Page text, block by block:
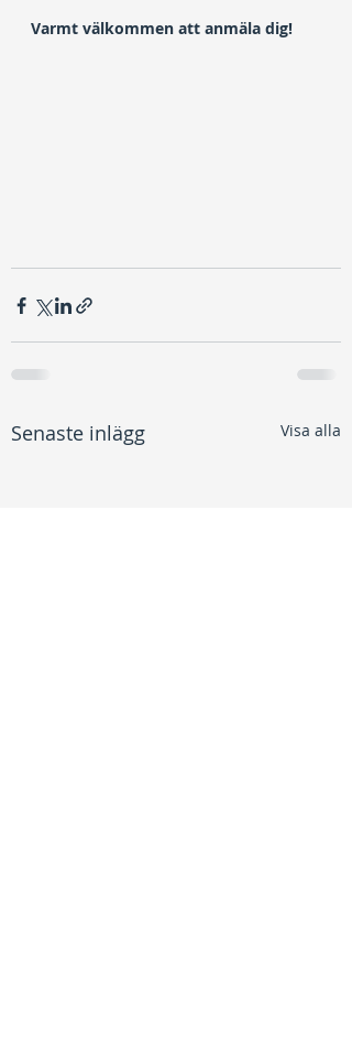
Varmt välkommen att anmäla dig!
Senaste inlägg Visa alla